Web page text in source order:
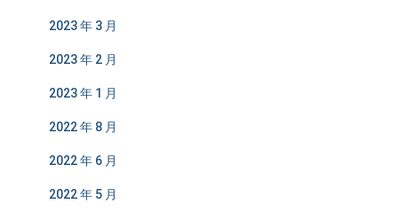
2023 年 3 月
2023 年 2 月
2023 年 1 月
2022 年 8 月
2022 年 6 月
2022 年 5 月